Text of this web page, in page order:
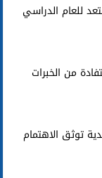
للعام الدراسي
من الخبرات
توثق الاهتمام